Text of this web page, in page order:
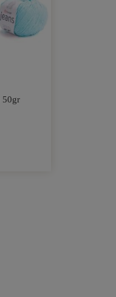
50gr